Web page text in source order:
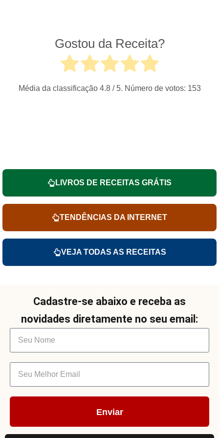
Gostou da Receita?
Média da classificação 4.8/ 5. Número de votos: 153
LIVROS DE RECEITAS GRÁTIS
TENDÊNCIAS DA INTERNET
VEJA TODAS AS RECEITAS
Cadastre-se abaixo e receba as
novidades diretamente no seu email:
Enviar